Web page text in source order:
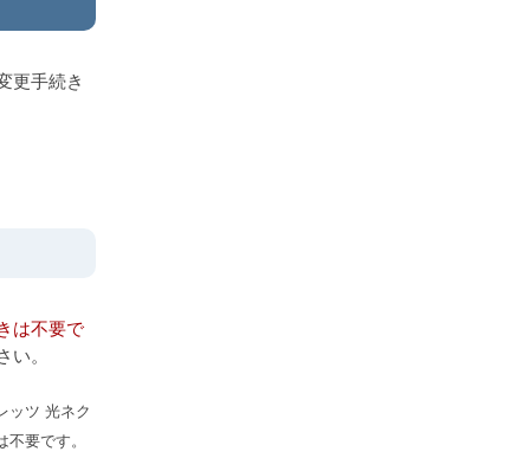
更手続き
は不要で
。
ッツ 光ネク
要です。